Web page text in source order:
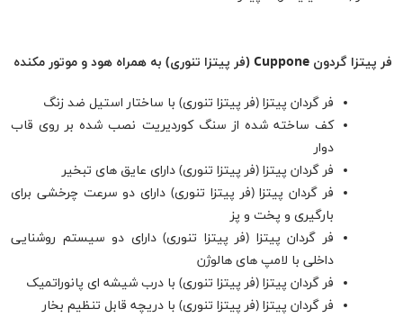
فر پیتزا گردون Cuppone (فر پیتزا تنوری) به همراه هود و موتور مکنده
فر گردان پیتزا (فر پیتزا تنوری) با ساختار استیل ضد زنگ
کف ساخته شده از سنگ کوردیریت نصب شده بر روی قاب
دوار
فر گردان پیتزا (فر پیتزا تنوری) دارای عایق های تبخیر
فر گردان پیتزا (فر پیتزا تنوری) دارای دو سرعت چرخشی برای
بارگیری و پخت و پز
فر گردان پیتزا (فر پیتزا تنوری) دارای دو سیستم روشنایی
داخلی با لامپ های هالوژن
فر گردان پیتزا (فر پیتزا تنوری) با درب شیشه ای پانوراتمیک
فر گردان پیتزا (فر پیتزا تنوری) با دریچه قابل تنظیم بخار